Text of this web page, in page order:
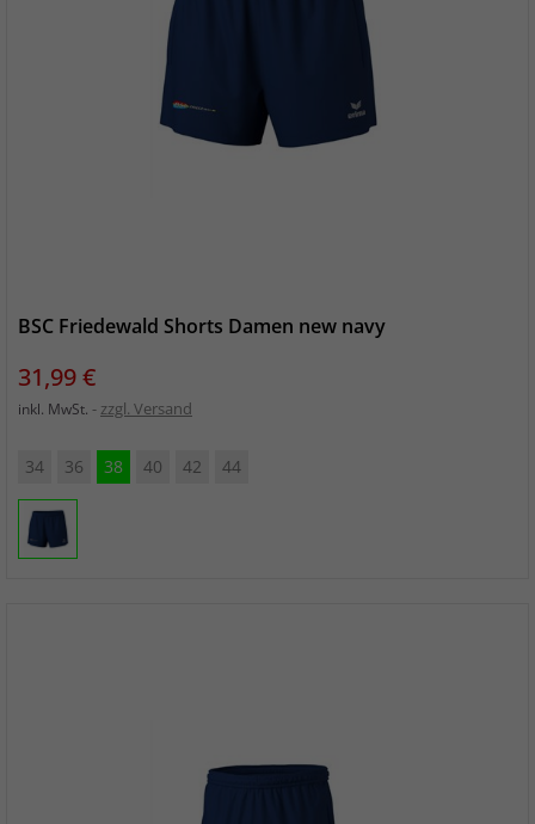
BSC Friedewald Shorts Damen new navy
Preis
31,99 €
inkl. MwSt. zzgl. Versand
34 36 38 40 42 44